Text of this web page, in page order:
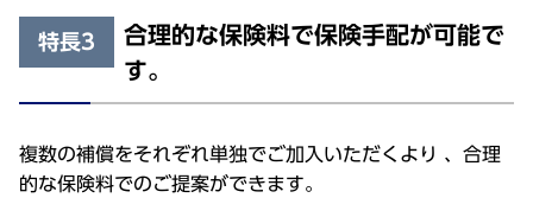
特長3
合理的な保険料で保険手配が可能で
す。
複数の補償をそれぞれ単独でご加入いただくより 、合理
的な保険料でのご提案ができます。